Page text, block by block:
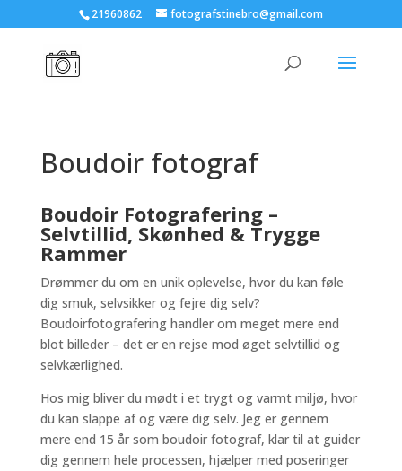
21960862 fotografstinebro@gmail.com
Boudoir fotograf
Boudoir Fotografering –
Selvtillid, Skønhed & Trygge
Rammer
Drømmer du om en unik oplevelse, hvor du kan føle
dig smuk, selvsikker og fejre dig selv?
Boudoirfotografering handler om meget mere end
blot billeder – det er en rejse mod øget selvtillid og
selvkærlighed.
Hos mig bliver du mødt i et trygt og varmt miljø, hvor
du kan slappe af og være dig selv. Jeg er gennem
mere end 15 år som boudoir fotograf, klar til at guider
dig gennem hele processen, hjælper med poseringer